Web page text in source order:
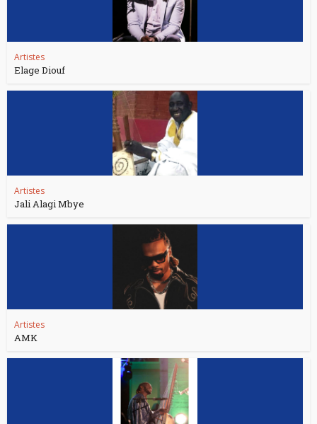
Artistes
Elage Diouf
Artistes
Jali Alagi Mbye
Artistes
AMK